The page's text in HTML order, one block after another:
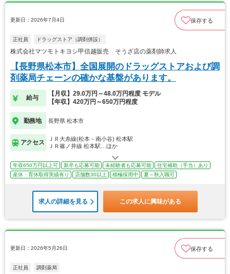
更新日：2026年7月4日 保存する
正社員 ドラッグストア（調剤併設）
株式会社マツモトキヨシ甲信越販売 そうざ店の薬剤師求人
【長野県松本市】全国展開のドラッグストアおよび調
剤薬局チェーンの確かな基盤があります。
給与
【月収】29.0万円～48.0万円程度 モデル
【年収】420万円～650万円程度
勤務地 長野県 松本市
アクセス
ＪＲ大糸線(松本－南小谷) 松本駅
ＪＲ篠ノ井線 松本駅…ほか
年収650万円以上可 新卒も応募可能 未経験者も応募可能
住宅補助（手当）あり
産休・育休取得実績有り
店舗数30以上 積極採用中 夏～秋入職可
求人の詳細を見る この求人に興味がある
更新日：2026年5月26日 保存する
正社員 調剤薬局